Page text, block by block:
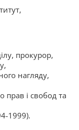
прокурор,
нагляду,
прав і свобод та
1999).